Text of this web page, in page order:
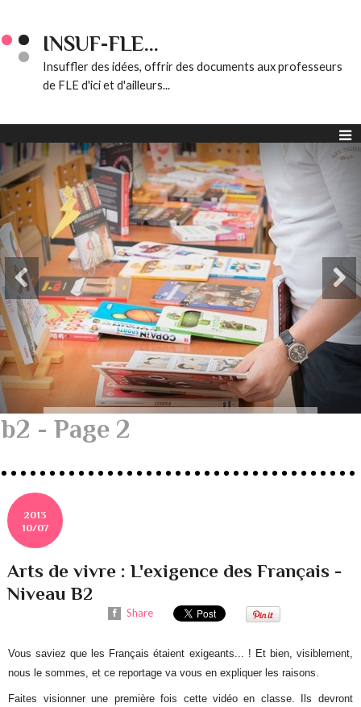
INSUF-FLE...
Insuffler des idées, offrir des documents aux professeurs
de FLE d'ici et d'ailleurs...
b2 - Page 2
2013
10/07
Arts de vivre : L'exigence des Français -
Niveau B2
Share
Vous saviez que les Français étaient exigeants... ! Et bien, visiblement,
nous le sommes, et ce reportage va vous en expliquer les raisons.
Faites visionner une première fois cette vidéo en classe. Ils devront